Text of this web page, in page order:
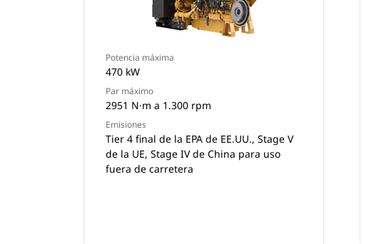
Potencia máxima
470 kW
Par máximo
2951 N·m a 1.300 rpm
Emisiones
Tier 4 final de la EPA de EE.UU., Stage V
de la UE, Stage IV de China para uso
fuera de carretera